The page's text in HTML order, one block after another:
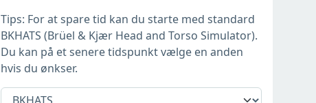
Tips: For at spare tid kan du starte med standard
BKHATS (Brüel & Kjær Head and Torso Simulator).
Du kan på et senere tidspunkt vælge en anden
hvis du ønkser.